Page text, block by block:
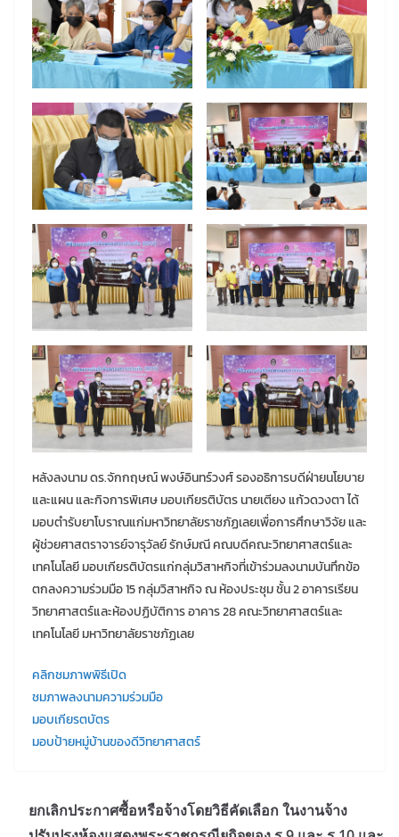
หลังลงนาม ดร.จักกฤษณ์ พงษ์อินทร์วงศ์ รองอธิการบดีฝ่ายนโยบาย
และแผน และกิจการพิเศษ มอบเกียรติบัตร นายเตียง แก้วดวงตา ได้
มอบตำรับยาโบราณแก่มหาวิทยาลัยราชภัฏเลยเพื่อการศึกษาวิจัย และ
ผู้ช่วยศาสตราจารย์จารุวัลย์ รักษ์มณี คณบดีคณะวิทยาศาสตร์และ
เทคโนโลยี มอบเกียรติบัตรแก่กลุ่มวิสาหกิจที่เข้าร่วมลงนามบันทึกข้อ
ตกลงความร่วมมือ 15 กลุ่มวิสาหกิจ ณ ห้องประชุม ชั้น 2 อาคารเรียน
วิทยาศาสตร์และห้องปฏิบัติการ อาคาร 28 คณะวิทยาศาสตร์และ
เทคโนโลยี มหาวิทยาลัยราชภัฏเลย
คลิกชมภาพพิธีเปิด
ชมภาพลงนามความร่วมมือ
มอบเกียรตบัตร
มอบป้ายหมู่บ้านของดีวิทยาศาสตร์
ยกเลิกประกาศซื้อหรือจ้างโดยวิธีคัดเลือก ในงานจ้าง